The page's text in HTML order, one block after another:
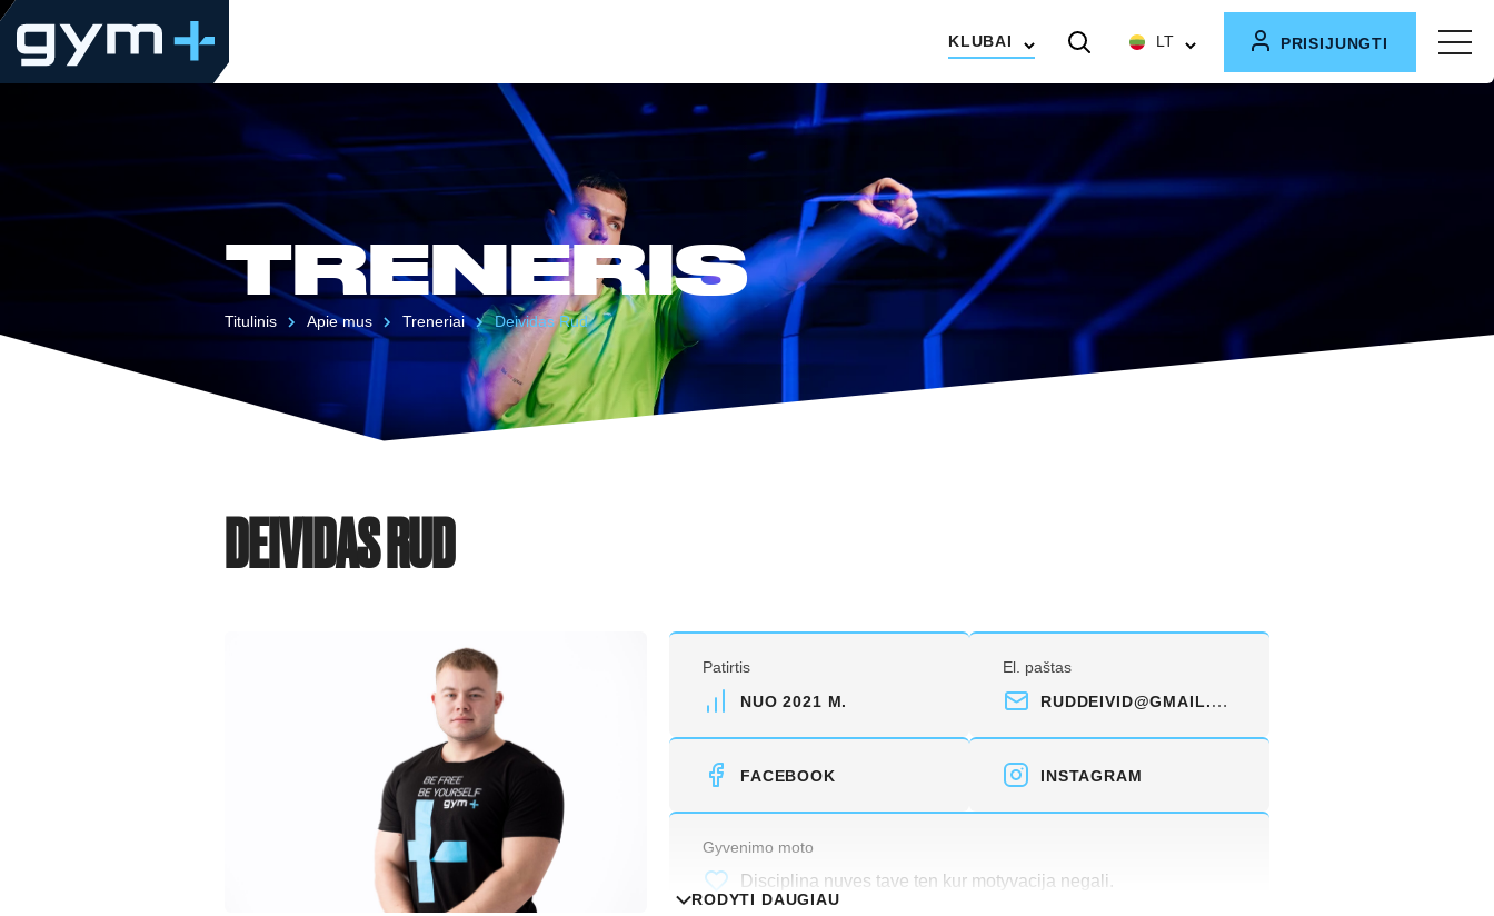
KLUBAI LT PRISIJUNGTI
TRENERIS
Titulinis Apie mus Treneriai Deividas Rud
DEIVIDAS RUD
Patirtis
NUO 2021 M.
El. paštas
RUDDEIVID@GMAIL.COM
FACEBOOK INSTAGRAM
Gyvenimo moto
Disciplina nuves tave ten kur motyvacija negali.
RODYTI DAUGIAU